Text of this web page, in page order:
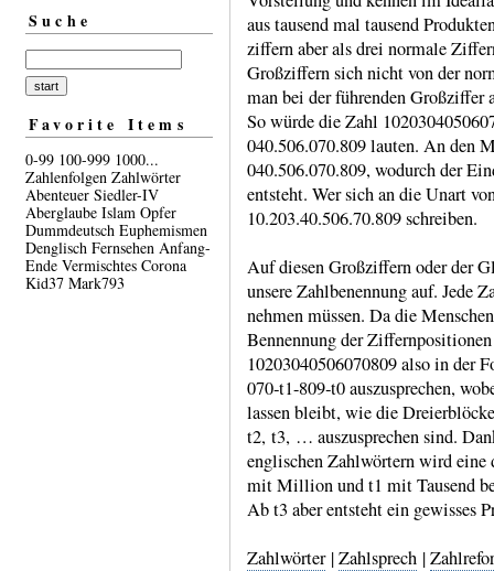
Suche
Favorite Items
0-99 100-999 1000...
Zahlenfolgen Zahlwörter
Abenteuer Siedler-IV
Aberglaube Islam Opfer
Dummdeutsch Euphemismen
Denglisch Fernsehen Anfang-
Ende Vermischtes Corona
Kid37 Mark793
aus tausend mal tausend
ziffern aber als drei normale
Großziffern sich nicht von der
man bei der führenden
So würde die Zahl
040.506.​070.809 lauten. An den
040.506.​070.809, wodurch der
entsteht. Wer sich an die Unart
10.203.​40.506.​70.809 schreiben.
Auf diesen Großziffern oder der
unsere Zahl­benen­nung auf. Jede
nehmen müssen. Da die
Bennen­nung der
10203040506070809 also in der
070‑t1-​809‑t0 auszusprechen,
lassen bleibt, wie die
t2, t3, … auszu­sprechen sind.
engli­schen Zahl­wörtern wird
mit Mil­lion und t1 mit Tausend
Ab t3 aber entsteht ein gewisses
Zahlwörter|Zahlsprech |